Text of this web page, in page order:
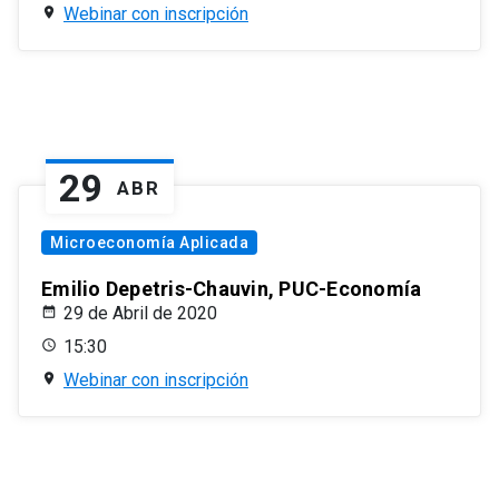
Webinar con inscripción
29 ABR
Microeconomía Aplicada
Emilio Depetris-Chauvin, PUC-Economía
29 de Abril de 2020
15:30
Webinar con inscripción